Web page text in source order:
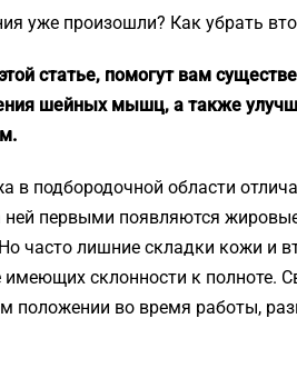
уже произошли? Как убрать
статье, помогут вам
шейных мышц, а также
в подбородочной области
первыми появляются
часто лишние складки кожи и
склонности к полноте.
положении во время работы,